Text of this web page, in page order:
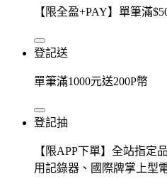
【限全盈+PAY】單筆滿
登記送
單筆滿1000元送200P幣
登記抽
【限APP下單】全站指定
用記錄器、國際牌掌上型